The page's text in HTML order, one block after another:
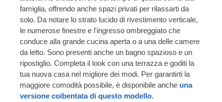
famiglia, offrendo anche spazi privati per rilassarti da
solo. Da notare lo strato lucido di rivestimento verticale,
le numerose finestre e l'ingresso ombreggiato che
conduce alla grande cucina aperta o a una delle camere
da letto. Sono presenti anche un bagno spazioso e un
ripostiglio. Completa il look con una terrazza e goditi la
tua nuova casa nel migliore dei modi. Per garantirti la
maggiore comodità possibile, è disponibile anche una
versione coibentata di questo modello.